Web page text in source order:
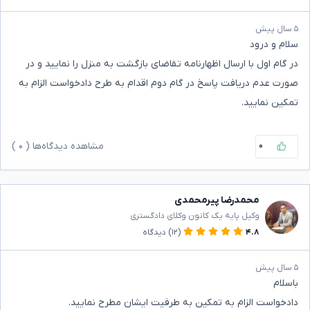
۵ سال پیش
سلام و درود
در گام اول با ارسال اظهارنامه تقاضای بازگشت به منزل را نمایید و در
صورت عدم دریافت پاسخ در گام دوم اقدام به طرح دادخواست الزام به
تمکین نمایید.
۰ مشاهده دیدگاه‌ها ( ۰
محمدرضا پیرمحمدی
وکیل پایه یک کانون وکلای دادگستری
۴.۸
(۱۲) دیدگاه
۵ سال پیش
باسلام
دادخواست الزام به تمکین به طرفیت ایشان مطرح نمایید.